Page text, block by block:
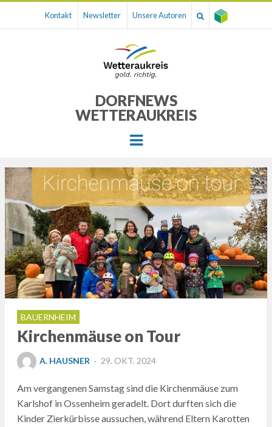
Kontakt Newsletter Unsere Autoren
DORFNEWS
WETTERAUKREIS
Menu
BAUERNHEIM
Kirchenmäuse on Tour
A. HAUSNER
POSTED
29. OKT. 2024
Am vergangenen Samstag sind die Kirchenmäuse zum
Karlshof in Ossenheim geradelt. Dort durften sich die
Kinder Zierkürbisse aussuchen, während Eltern Karotten